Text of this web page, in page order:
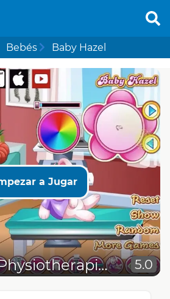
Bebés Baby Hazel
a Jugar
Baby Hazel Physiotherapist Dressup 5.0